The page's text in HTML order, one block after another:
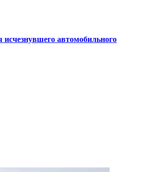
исчезнувшего автомобильного